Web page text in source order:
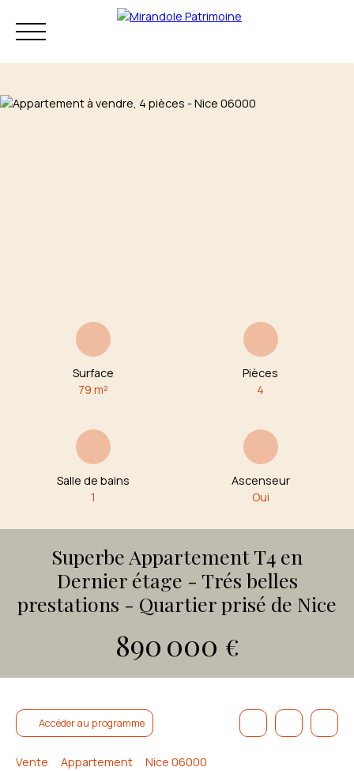
Surface
79m²
Pièces
4
Salle de bains
1
Ascenseur
Oui
Superbe Appartement T4 en
Dernier étage - Trés belles
prestations - Quartier prisé de Nice
890 000 €
Accéder au programme
Vente Appartement
Nice 06000